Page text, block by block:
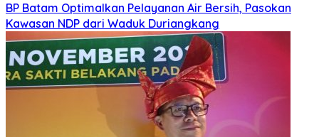
BP Batam Optimalkan Pelayanan Air Bersih, Pasokan
Kawasan NDP dari Waduk Duriangkang